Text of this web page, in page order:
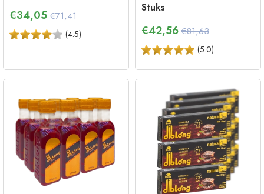
€34,05 €71,41
(4.5)
Stuks
€42,56 €81,63
(5.0)